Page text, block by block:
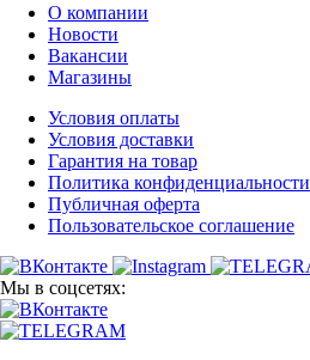
О компании
Новости
Вакансии
Магазины
Условия оплаты
Условия доставки
Гарантия на товар
Политика конфиденциальности
Публичная оферта
Пользовательское соглашение
Мы в соцсетях: